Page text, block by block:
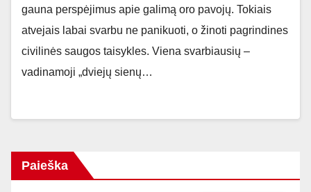
gauna perspėjimus apie galimą oro pavojų. Tokiais
atvejais labai svarbu ne panikuoti, o žinoti pagrindines
civilinės saugos taisykles. Viena svarbiausių –
vadinamoji „dviejų sienų…
Paieška